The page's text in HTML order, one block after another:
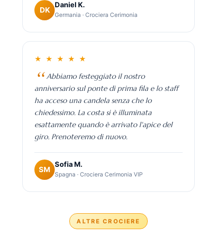
DK
Daniel K.
Germania · Crociera Cerimonia
★ ★ ★ ★ ★
Abbiamo festeggiato il nostro
anniversario sul ponte di prima fila e lo staff
ha acceso una candela senza che lo
chiedessimo. La costa si è illuminata
esattamente quando è arrivato l'apice del
giro. Prenoteremo di nuovo.
SM
Sofia M.
Spagna · Crociera Cerimonia VIP
ALTRE CROCIERE